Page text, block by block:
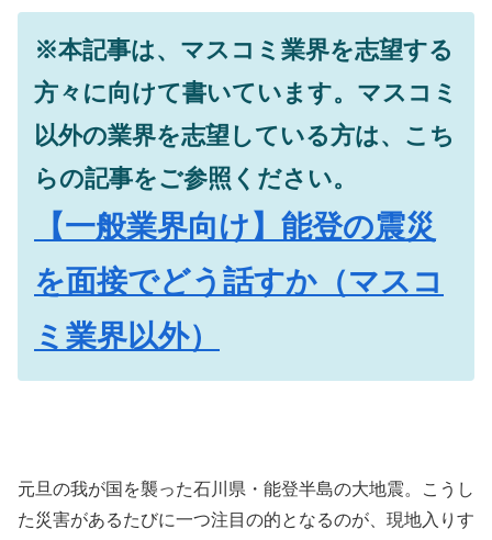
※本記事は、マスコミ業界を志望する
方々に向けて書いています。マスコミ
以外の業界を志望している方は、こち
らの記事をご参照ください。
【一般業界向け】能登の震災
を面接でどう話すか（マスコ
ミ業界以外）
元旦の我が国を襲った石川県・能登半島の大地震。こうし
た災害があるたびに一つ注目の的となるのが、現地入りす